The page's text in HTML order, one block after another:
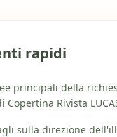
rapidi
principali della
Rivista
sulla direzione